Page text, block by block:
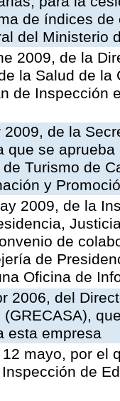
de índices
del Ministerio
2009, de la
la Salud de
de Inspección
de la
que se
Turismo de
y
2009, de la
de
de
Oficina de
2006, del
esta empresa
mayo, por el
de